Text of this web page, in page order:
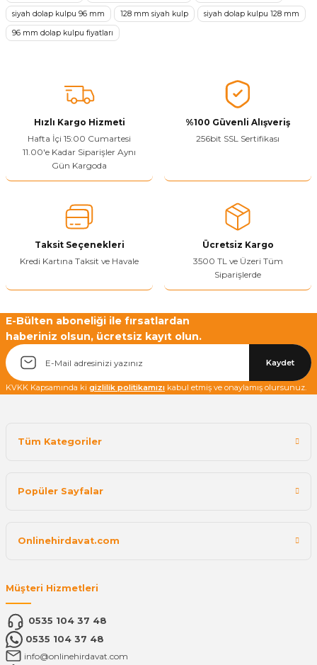
Ürün resmi kalitesiz, bozuk veya görüntülenemiyor.
Ürün açıklamasında eksik bilgiler bulunuyor.
Bu ürüne benzer farklı alternatifler olmalı.
siyah dolap kulpu 96 mm 128 mm siyah kulp siyah dolap kulpu 128 mm
96 mm dolap kulpu fiyatları
Hızlı Kargo Hizmeti
Hafta İçi 15:00 Cumartesi
11.00'e Kadar Siparişler Aynı
Gün Kargoda
%100 Güvenli Alışveriş
256bit SSL Sertifikası
Taksit Seçenekleri
Kredi Kartına Taksit ve Havale
Ücretsiz Kargo
3500 TL ve Üzeri Tüm
Siparişlerde
E-Bülten aboneliği ile fırsatlardan
haberiniz olsun, ücretsiz kayıt olun.
Kaydet
KVKK Kapsamında ki gizlilik politikamızı kabul etmiş ve onaylamış olursunuz.
Tüm Kategoriler
Popüler Sayfalar
Onlinehirdavat.com
Müşteri Hizmetleri
0535 104 37 48
0535 104 37 48
info@onlinehirdavat.com